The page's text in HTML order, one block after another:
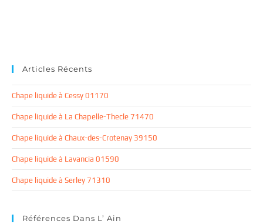
Articles Récents
Chape liquide à Cessy 01170
Chape liquide à La Chapelle-Thecle 71470
Chape liquide à Chaux-des-Crotenay 39150
Chape liquide à Lavancia 01590
Chape liquide à Serley 71310
Références Dans L’ Ain